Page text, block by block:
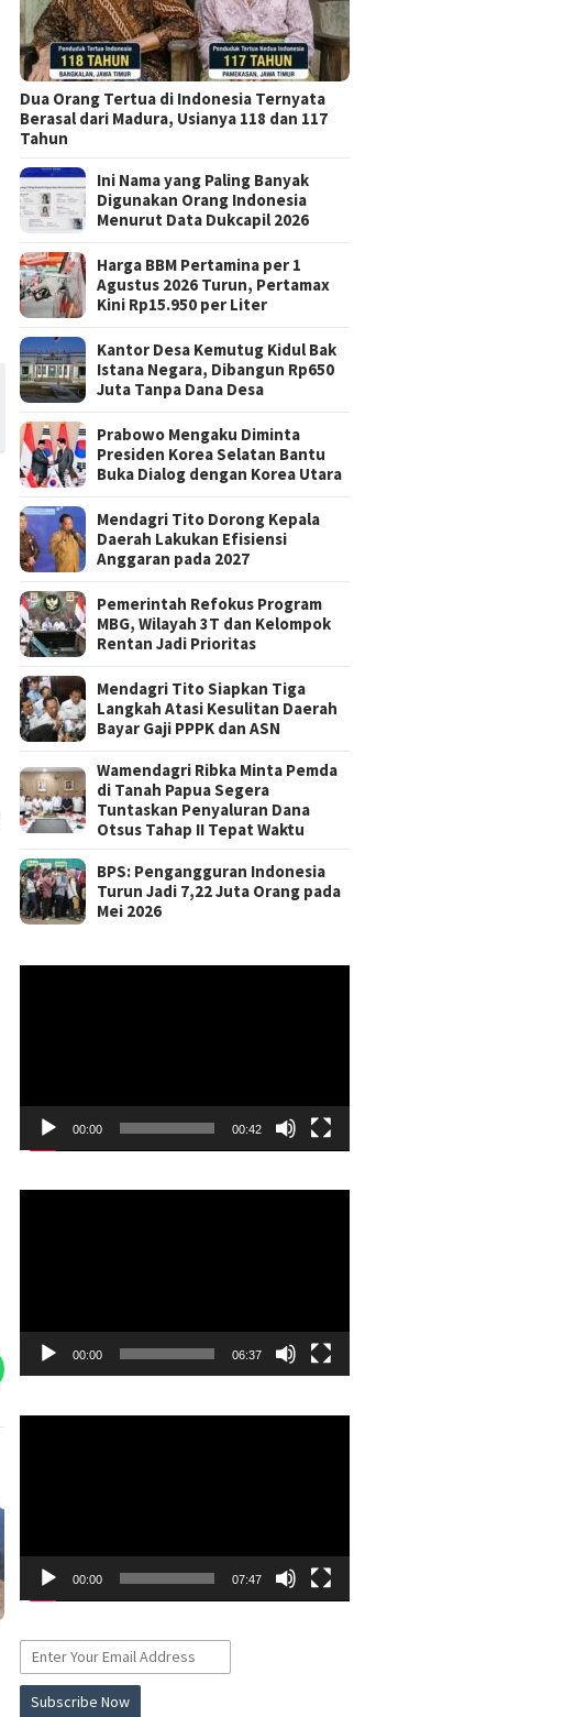
Dua Orang Tertua di Indonesia Ternyata
Berasal dari Madura, Usianya 118 dan 117
Tahun
Ini Nama yang Paling Banyak
Digunakan Orang Indonesia
Menurut Data Dukcapil 2026
Harga BBM Pertamina per 1
Agustus 2026 Turun, Pertamax
Kini Rp15.950 per Liter
Kantor Desa Kemutug Kidul Bak
Istana Negara, Dibangun Rp650
Juta Tanpa Dana Desa
Prabowo Mengaku Diminta
Presiden Korea Selatan Bantu
Buka Dialog dengan Korea Utara
Mendagri Tito Dorong Kepala
Daerah Lakukan Efisiensi
Anggaran pada 2027
Pemerintah Refokus Program
MBG, Wilayah 3T dan Kelompok
Rentan Jadi Prioritas
Mendagri Tito Siapkan Tiga
Langkah Atasi Kesulitan Daerah
Bayar Gaji PPPK dan ASN
Wamendagri Ribka Minta Pemda
di Tanah Papua Segera
Tuntaskan Penyaluran Dana
Otsus Tahap II Tepat Waktu
BPS: Pengangguran Indonesia
Turun Jadi 7,22 Juta Orang pada
Mei 2026
00:00 00:42
00:00 06:37
00:00 07:47